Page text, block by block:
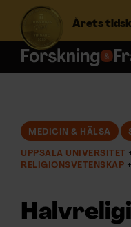
Årets
S
f
e
MEDICIN & HÄLSA
UPPSALA UNIVERSITET
RELIGIONSVETENSKAP